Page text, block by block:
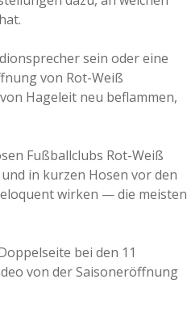
sein oder eine
von Rot-Weiß
Hageleit neu beflammen,
Fußballclubs Rot-Weiß
in kurzen Hosen vor den
wirken — die meisten
bei den 11
von der Saisoneröffnung